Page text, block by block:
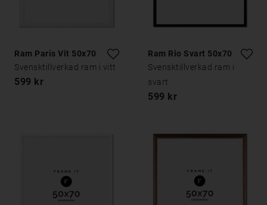
Ram Paris Vit 50x70
Svensktillverkad ram i vitt
599 kr
Ram Rio Svart 50x70
Svensktillverkad ram i
svart
599 kr